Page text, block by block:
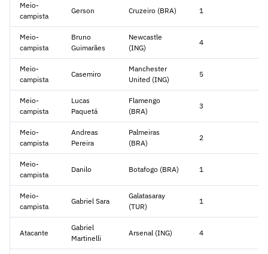
Meio-
campista
Gerson Cruzeiro (BRA) 1
Meio-
campista
Bruno
Guimarães
Newcastle
(ING)
4
Meio-
campista
Casemiro
Manchester
United (ING)
5
Meio-
campista
Lucas
Paquetá
Flamengo
(BRA)
3
Meio-
campista
Andreas
Pereira
Palmeiras
(BRA)
2
Meio-
campista
Danilo Botafogo (BRA) 1
Meio-
campista
Gabriel Sara
Galatasaray
(TUR)
1
Atacante
Gabriel
Martinelli
Arsenal (ING) 4